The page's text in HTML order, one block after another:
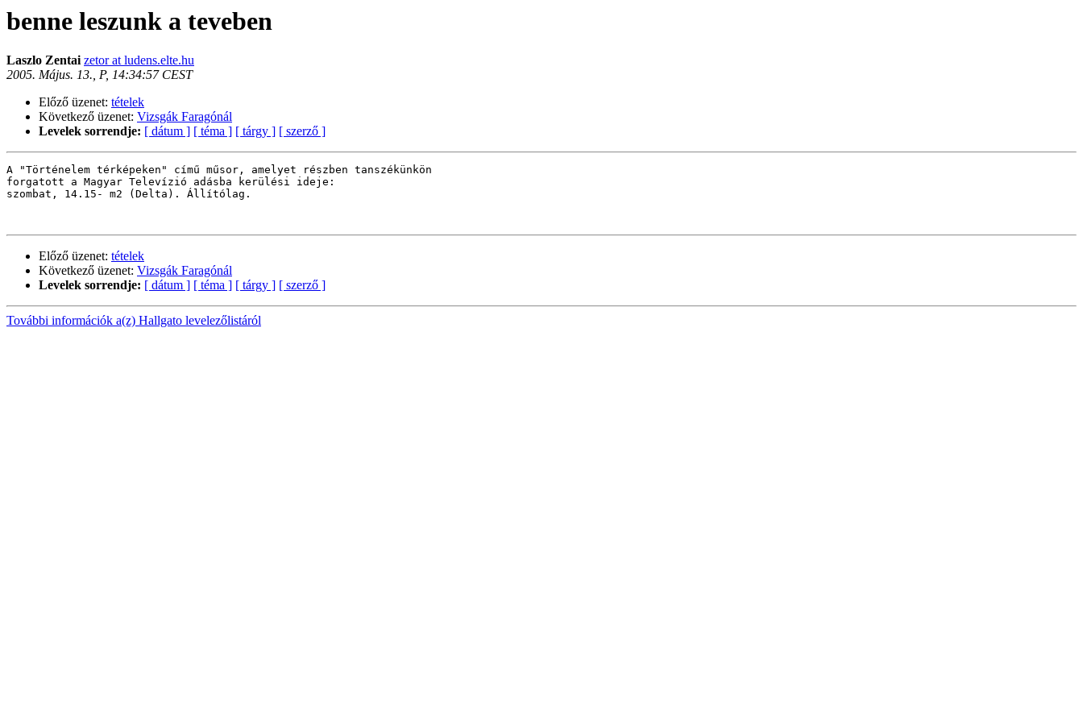
benne leszunk a teveben
Laszlo Zentaizetor at ludens.elte.hu
2005. Május. 13., P, 14:34:57 CEST
Előző üzenet: tételek
Következő üzenet: Vizsgák Faragónál
Levelek sorrendje: [ dátum ] [ téma ] [ tárgy ] [ szerző ]
A "Történelem térképeken" című műsor, amelyet részben tanszékünkön
forgatott a Magyar Televízió adásba kerülési ideje:
szombat, 14.15- m2 (Delta). Állítólag.
Előző üzenet: tételek
Következő üzenet: Vizsgák Faragónál
Levelek sorrendje: [ dátum ] [ téma ] [ tárgy ] [ szerző ]
További információk a(z) Hallgato levelezőlistáról